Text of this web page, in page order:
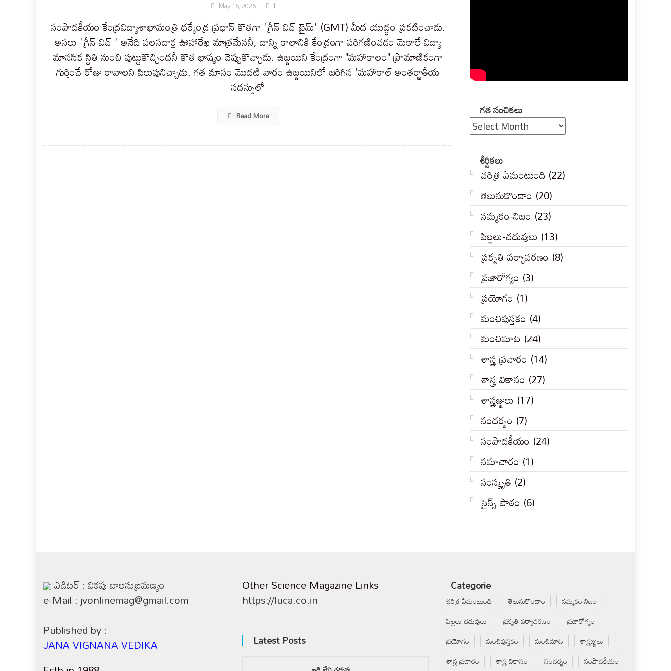
May 16, 2026 1
సంపాదకీయం కేంద్రవిద్యాశాఖామంత్రి ధర్మేంద్ర ప్రధాన్ కొత్తగా 'గ్రీన్ విచ్ టైమ్' (GMT) మీద యుద్ధం ప్రకటించాడు.
అసలు 'గ్రీన్ విచ్ ' అనేది వలసదార్ల ఊహారేఖ మాత్రమేననీ, దాన్ని కాలానికి కేంద్రంగా పరిగణించడం మెకాలే విద్యా
మానసిక స్థితి నుంచి పుట్టుకొచ్చిందనీ కొత్త భాష్యం చెప్పుకొచ్చాడు. ఉజ్జయిని కేంద్రంగా "మహాకాలం" ప్రామాణికంగా
గుర్తించే రోజు రావాలని పిలుపునిచ్చాడు. గత మాసం మొదటి వారం ఉజ్జయినిలో జరిగిన 'మహాకాల్ అంతర్జాతీయ
సదస్సులో
Read More గత సంచికలు
సంచికలు
శీర్షికలు
చరిత్ర ఏమంటుంది (22)
తెలుసుకొందాం (20)
నమ్మకం-నిజం (23)
పిల్లలు-చదువులు (13)
ప్రకృతి-పర్యావరణం (8)
ప్రజారోగ్యం (3)
ప్రయోగం (1)
మంచిపుస్తకం (4)
మంచిమాట (24)
శాస్త్ర ప్రచారం (14)
శాస్త్ర వికాసం (27)
శాస్త్రజ్ఞులు (17)
సందర్భం (7)
సంపాదకీయం (24)
సమాచారం (1)
సంస్కృతి (2)
సైన్స్ పాఠం (6)
ఎడిటర్ : విఠపు బాలసుబ్రమణ్యం
e-Mail : jvonlinemag@gmail.com
Published by :
JANA VIGNANA VEDIKA
Other Science Magazine Links
https://luca.co.in
Latest Posts
Categorie
చరిత్ర ఏమంటుంది తెలుసుకొందాం
నమ్మకం-నిజం
పిల్లలు-చదువులు
ప్రకృతి-పర్యావరణం
ప్రజారోగ్యం
ప్రయోగం
మంచిపుస్తకం మంచిమాట
శాస్త్రజ్ఞులు
శాస్త్ర ప్రచారం
శాస్త్ర వికాసం సందర్భం సంపాదకీయం